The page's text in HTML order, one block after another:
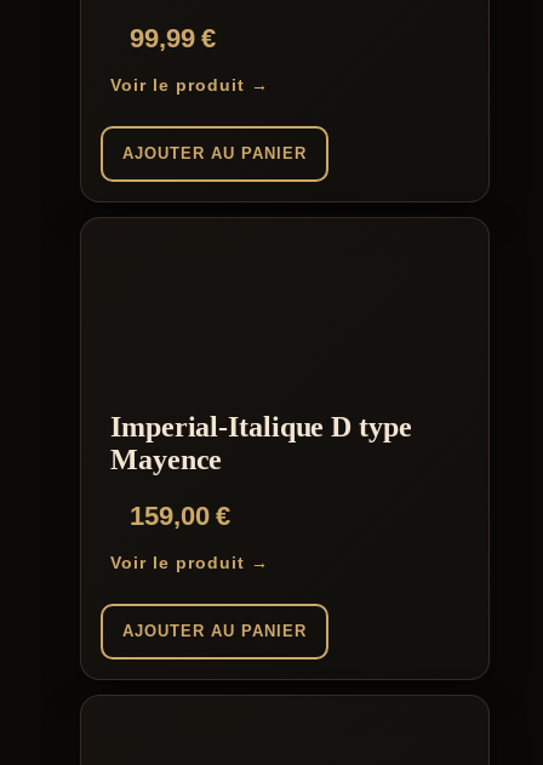
99,99€
Voir le produit →
AJOUTER AU PANIER
Imperial-Italique D type
Mayence
159,00€
Voir le produit →
AJOUTER AU PANIER